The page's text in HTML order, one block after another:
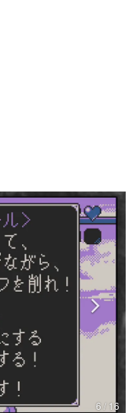
ムの魅力を画面や操作の
、硬派で骨太な評論連載
… ゲームにまつわる言葉
ーター文化史研究家・タ
6 / 16